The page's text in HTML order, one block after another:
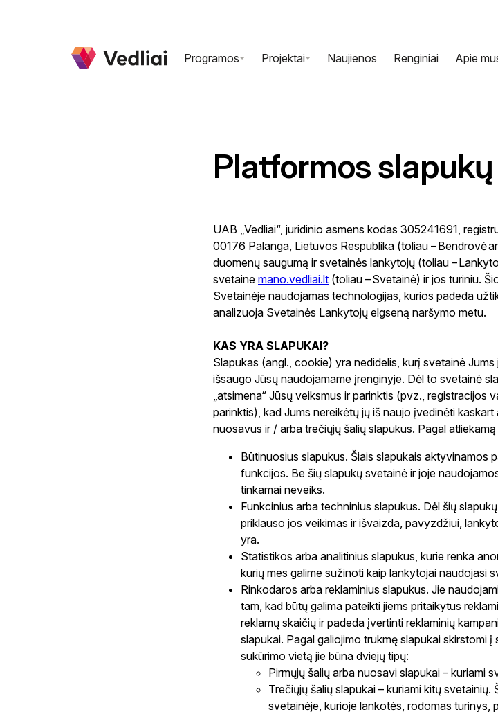
Programos
Gamtos mokslai N
Projektai
Saugumas internete
Naujienos Renginiai Apie
Platformos
UAB „Vedliai“, juridinio asmens kodas 305241691,
00176 Palanga, Lietuvos Respublika (toliau – Bendrovė
duomenų saugumą ir svetainės lankytojų (toliau –
svetaine mano.vedliai.lt (toliau – Svetainė) ir jos turiniu.
Svetainėje naudojamas technologijas, kurios padeda
analizuoja Svetainės Lankytojų elgseną naršymo metu.
KAS YRA SLAPUKAI?
Slapukas (angl., cookie) yra nedidelis, kurį svetainė
išsaugo Jūsų naudojamame įrenginyje. Dėl to svetainė
„atsimena“ Jūsų veiksmus ir parinktis (pvz., registracijos
parinktis), kad Jums nereikėtų jų iš naujo įvedinėti
nuosavus ir / arba trečiųjų šalių slapukus. Pagal
Būtinuosius slapukus. Šiais slapukais aktyvinamos
funkcijos. Be šių slapukų svetainė ir joje
tinkamai neveiks.
Funkcinius arba techninius slapukus. Dėl šių
priklauso jos veikimas ir išvaizda, pavyzdžiui,
yra.
Statistikos arba analitinius slapukus, kurie renka
kurių mes galime sužinoti kaip lankytojai naudojasi
Rinkodaros arba reklaminius slapukus. Jie
tam, kad būtų galima pateikti jiems pritaikytus
reklamų skaičių ir padeda įvertinti reklaminių
slapukai. Pagal galiojimo trukmę slapukai skirstomi
sukūrimo vietą jie būna dviejų tipų:
Pirmųjų šalių arba nuosavi slapukai – kuriami
Trečiųjų šalių slapukai – kuriami kitų
svetainėje, kurioje lankotės, rodomas turinys,